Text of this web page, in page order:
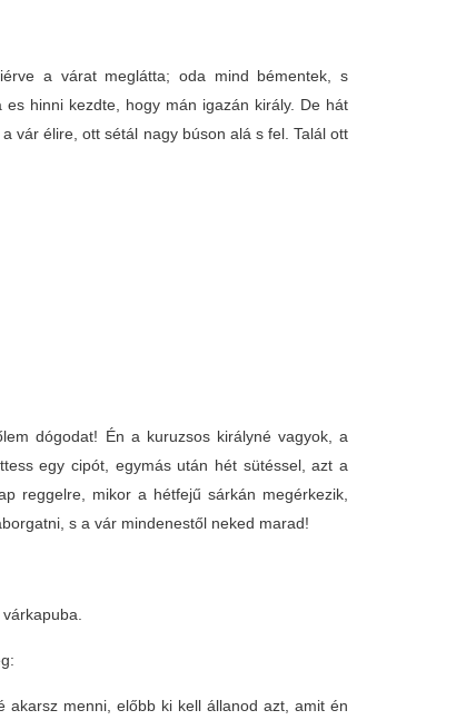
a várat meglátta; oda mind bémentek, s
hinni kezdte, hogy mán igazán király. De hát
vár élire, ott sétál nagy búson alá s fel. Talál ott
dógodat! Én a kuruzsos királyné vagyok, a
egy cipót, egymás után hét sütéssel, azt a
reggelre, mikor a hétfejű sárkán megérkezik,
s a vár mindenestől neked marad!
menni, előbb ki kell állanod azt, amit én